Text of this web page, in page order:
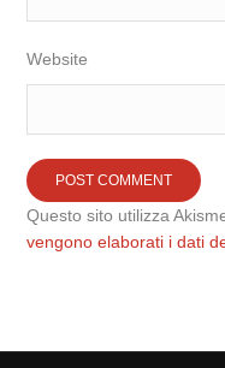
Website
Questo sito utilizza
vengono elaborati i dati